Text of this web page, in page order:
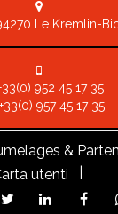
Le Kremlin-
952 45 17 35
957 45 17 35
&
utenti